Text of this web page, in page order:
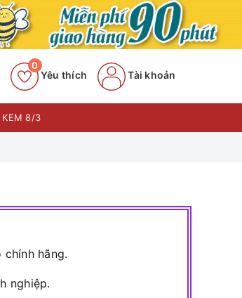
Yêu thích
0
Tài khoản
KEM 8/3
chính hãng.
nghiệp.